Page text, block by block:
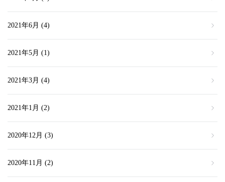
2021年6月 (4)
2021年5月 (1)
2021年3月 (4)
2021年1月 (2)
2020年12月 (3)
2020年11月 (2)